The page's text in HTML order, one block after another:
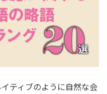
ティブのように自然な会